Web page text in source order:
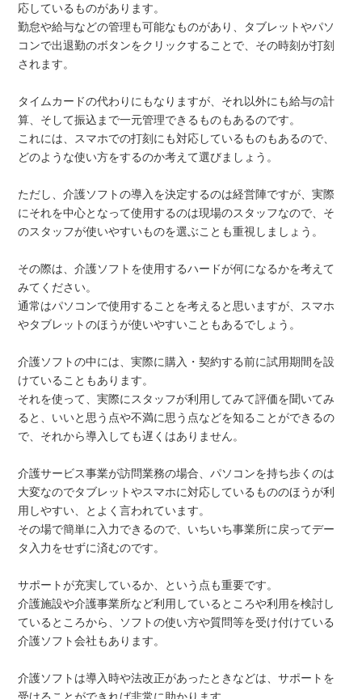
応しているものがあります。
勤怠や給与などの管理も可能なものがあり、タブレットやパソ
コンで出退勤のボタンをクリックすることで、その時刻が打刻
されます。
タイムカードの代わりにもなりますが、それ以外にも給与の計
算、そして振込まで一元管理できるものもあるのです。
これには、スマホでの打刻にも対応しているものもあるので、
どのような使い方をするのか考えて選びましょう。
ただし、介護ソフトの導入を決定するのは経営陣ですが、実際
にそれを中心となって使用するのは現場のスタッフなので、そ
のスタッフが使いやすいものを選ぶことも重視しましょう。
その際は、介護ソフトを使用するハードが何になるかを考えて
みてください。
通常はパソコンで使用することを考えると思いますが、スマホ
やタブレットのほうが使いやすいこともあるでしょう。
介護ソフトの中には、実際に購入・契約する前に試用期間を設
けていることもあります。
それを使って、実際にスタッフが利用してみて評価を聞いてみ
ると、いいと思う点や不満に思う点などを知ることができるの
で、それから導入しても遅くはありません。
介護サービス事業が訪問業務の場合、パソコンを持ち歩くのは
大変なのでタブレットやスマホに対応しているもののほうが利
用しやすい、とよく言われています。
その場で簡単に入力できるので、いちいち事業所に戻ってデー
タ入力をせずに済むのです。
サポートが充実しているか、という点も重要です。
介護施設や介護事業所など利用しているところや利用を検討し
ているところから、ソフトの使い方や質問等を受け付けている
介護ソフト会社もあります。
介護ソフトは導入時や法改正があったときなどは、サポートを